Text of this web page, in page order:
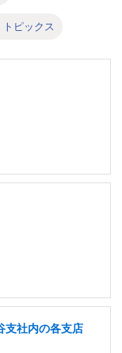
ピックス
支社内の各支店